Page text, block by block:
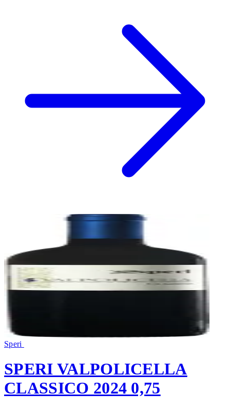
Speri
SPERI VALPOLICELLA
CLASSICO 2024 0,75